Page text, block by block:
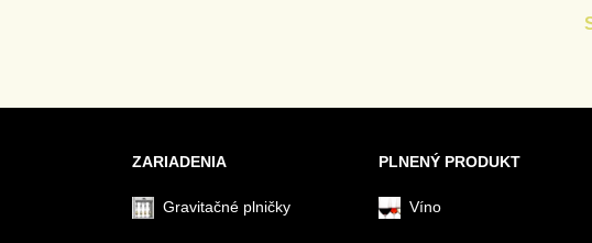
ZARIADENIA
Gravitačné plničky
PLNENÝ PRODUKT
Víno